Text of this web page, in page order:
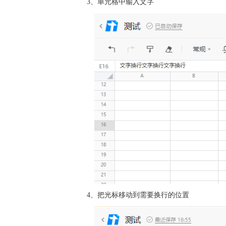
3、单元格中输入文字
4、把光标移动到需要换行的位置